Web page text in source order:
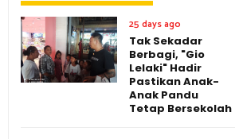
25 days ago
Tak Sekadar
Berbagi, "Gio
Lelaki" Hadir
Pastikan Anak-
Anak Pandu
Tetap Bersekolah